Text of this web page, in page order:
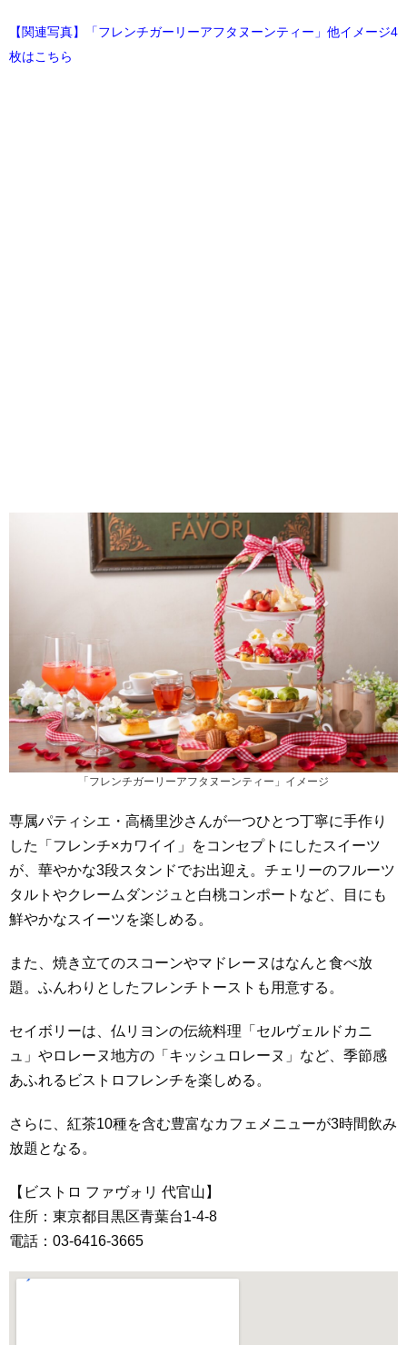
【関連写真】「フレンチガーリーアフタヌーンティー」他イメージ4
枚はこちら
「フレンチガーリーアフタヌーンティー」イメージ
専属パティシエ・高橋里沙さんが一つひとつ丁寧に手作り
した「フレンチ×カワイイ」をコンセプトにしたスイーツ
が、華やかな3段スタンドでお出迎え。チェリーのフルーツ
タルトやクレームダンジュと白桃コンポートなど、目にも
鮮やかなスイーツを楽しめる。
また、焼き立てのスコーンやマドレーヌはなんと食べ放
題。ふんわりとしたフレンチトーストも用意する。
セイボリーは、仏リヨンの伝統料理「セルヴェルドカニ
ュ」やロレーヌ地方の「キッシュロレーヌ」など、季節感
あふれるビストロフレンチを楽しめる。
さらに、紅茶10種を含む豊富なカフェメニューが3時間飲み
放題となる。
【ビストロ ファヴォリ 代官山】
住所：東京都目黒区青葉台1-4-8
電話：03-6416-3665